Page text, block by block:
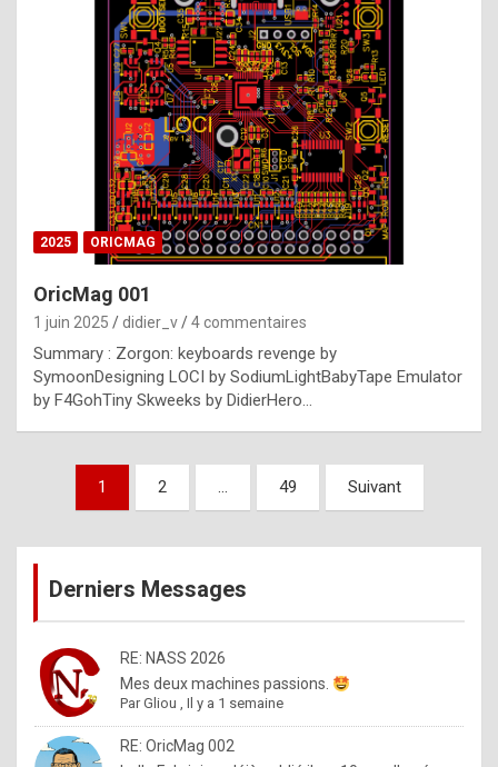
b
e
s
t
p
h
o
n
y
l
e
x
a
%
a
d
e
2025 ORICMAG
OricMag 001
1 juin 2025 didier_v 4 commentaires
Summary : Zorgon: keyboards revenge by
SymoonDesigning LOCI by SodiumLightBabyTape Emulator
by F4GohTiny Skweeks by DidierHero…
Pagination
publications
1 2 … 49 Suivant
Derniers Messages
RE: NASS 2026
Mes deux machines passions.
ParGliou ,Il y a 1 semaine
RE: OricMag 002